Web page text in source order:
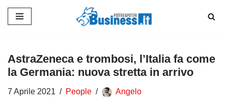
contenuto
AstraZeneca e trombosi, l’Italia fa come
la Germania: nuova stretta in arrivo
7 Aprile 2021 People Angelo